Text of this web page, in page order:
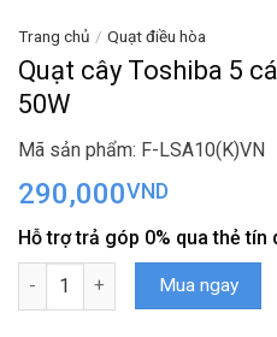
Trang chủ / Quạt điều hòa
Quạt cây Toshiba 5
50W
Mã sản phẩm: F-LSA10(K)VN
290,000VND
Hỗ trợ trả góp 0% qua thẻ tín
Quạt cây Toshiba 5 cánh F-
Mua ngay